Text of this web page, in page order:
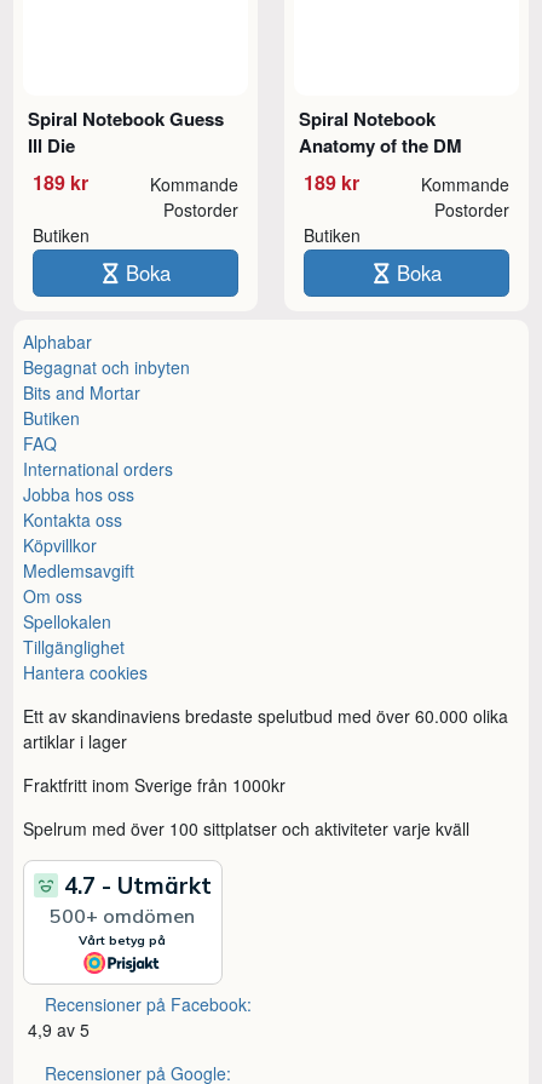
Spiral Notebook Guess
Ill Die
189 kr Kommande
Butiken
Postorder
Boka
Spiral Notebook
Anatomy of the DM
189 kr Kommande
Butiken
Postorder
Boka
Alphabar
Begagnat och inbyten
Bits and Mortar
Butiken
FAQ
International orders
Jobba hos oss
Kontakta oss
Köpvillkor
Medlemsavgift
Om oss
Spellokalen
Tillgänglighet
Hantera cookies
Ett av skandinaviens bredaste spelutbud med över 60.000 olika
artiklar i lager
Fraktfritt inom Sverige från 1000kr
Spelrum med över 100 sittplatser och aktiviteter varje kväll
Recensioner på Facebook:
4,9 av 5
Recensioner på Google: